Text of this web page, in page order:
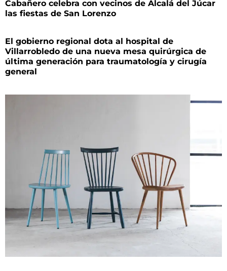
Cabañero celebra con vecinos de Alcalá del Júcar
las fiestas de San Lorenzo
El gobierno regional dota al hospital de
Villarrobledo de una nueva mesa quirúrgica de
última generación para traumatología y cirugía
general